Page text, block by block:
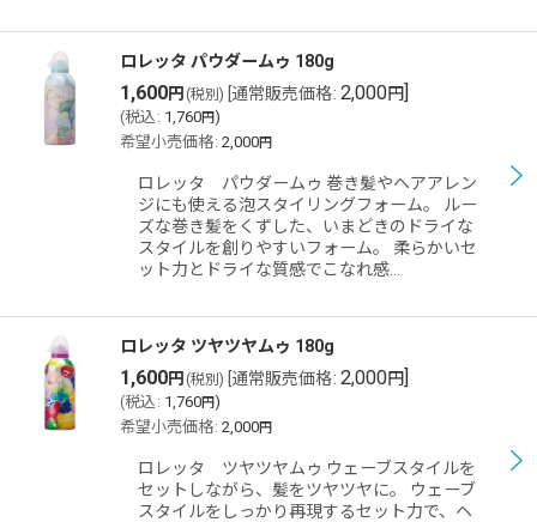
ロレッタ パウダームゥ 180g
1,600円 (税別) 通常販売価格: 2,000円]
(税込 : 1,760円)
希望小売価格: 2,000円
ロレッタ パウダームゥ 巻き髪やヘアアレン
ジにも使える泡スタイリングフォーム。 ルー
ズな巻き髪をくずした、いまどきのドライな
スタイルを創りやすいフォーム。 柔らかいセ
ット力とドライな質感でこなれ感…
ロレッタ ツヤツヤムゥ 180g
1,600円 (税別) 通常販売価格: 2,000円]
(税込 : 1,760円)
希望小売価格: 2,000円
ロレッタ ツヤツヤムゥ ウェーブスタイルを
セットしながら、髪をツヤツヤに。 ウェーブ
スタイルをしっかり再現するセット力で、ヘ